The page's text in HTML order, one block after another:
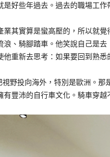
是好些年過去。過去的職場工
業其實算是蠻高壓的，所以就
浪、騎腳踏車。他笑說自己是
他重新去思考：如果要回到熟悉
視野投向海外，特別是歐洲。那
有豐沛的自行車文化。騎車穿